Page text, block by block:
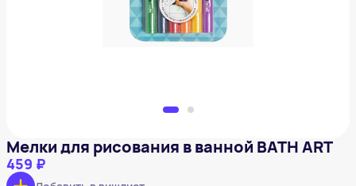
Добавить в вишлист
Мелки для рисования в ванной BATH ART
459 ₽